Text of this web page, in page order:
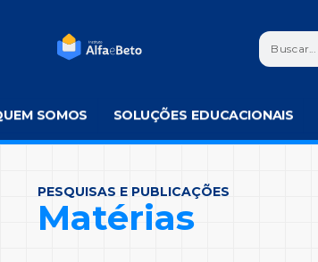
SOMOS SOLUÇÕES EDUCACIONAIS
PESQUISAS E PUBLICAÇÕES
Matérias